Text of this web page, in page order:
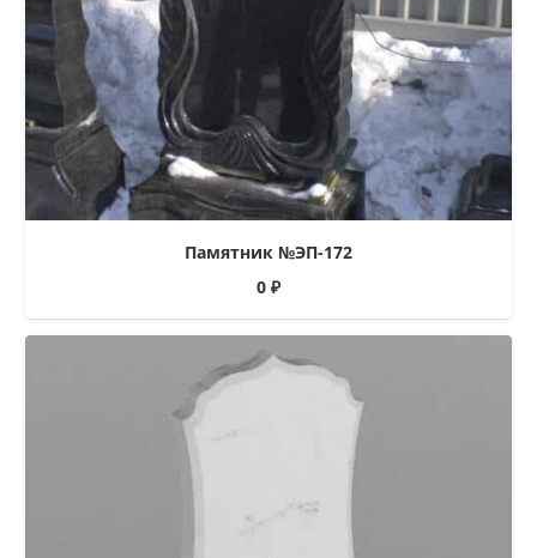
Памятник №ЭП-172
0 ₽